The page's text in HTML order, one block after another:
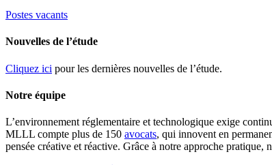
Postes vacants
Nouvelles de l’étude
Cliquez ici pour les dernières nouvelles de l’étude.
Notre équipe
L’environnement réglementaire et technologique exige
MLLL compte plus de 150 avocats, qui innovent en
pensée créative et réactive. Grâce à notre approche